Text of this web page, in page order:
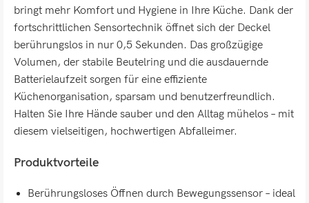
bringt mehr Komfort und Hygiene in Ihre Küche. Dank der
fortschrittlichen Sensortechnik öffnet sich der Deckel
berührungslos in nur 0,5 Sekunden. Das großzügige
Volumen, der stabile Beutelring und die ausdauernde
Batterielaufzeit sorgen für eine effiziente
Küchenorganisation, sparsam und benutzerfreundlich.
Halten Sie Ihre Hände sauber und den Alltag mühelos – mit
diesem vielseitigen, hochwertigen Abfalleimer.
Produktvorteile
Berührungsloses Öffnen durch Bewegungssensor – ideal